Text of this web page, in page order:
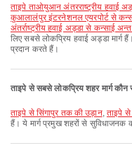
ताइपे ताओयुआन अंतरराष्ट्रीय हवाई
कुआलालंपुर इंटरनेशनल एयरपोर्ट से
अंतर्राष्ट्रीय हवाई अड्डा से कन्साई
लिए सबसे लोकप्रिय हवाई अड्डा मार्ग
प्रदान करते हैं।
ताइपे से सबसे लोकप्रिय शहर मार्ग
ताइपे से सिंगापुर तक की उड़ान, ताइपे
हैं। ये मार्ग प्रमुख शहरों से